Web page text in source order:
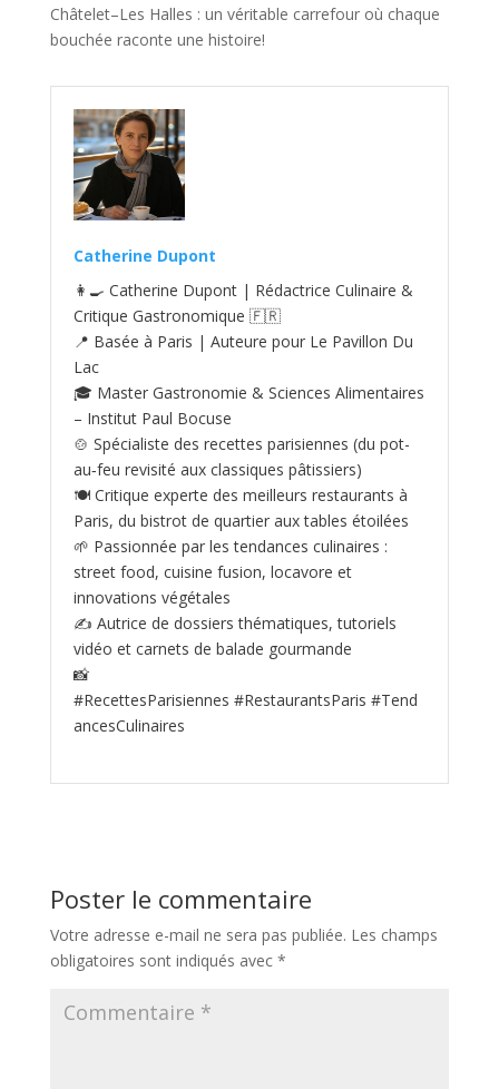
Châtelet–Les Halles : un véritable carrefour où chaque
bouchée raconte une histoire!
Catherine Dupont
👩‍🍳 Catherine Dupont | Rédactrice Culinaire &
Critique Gastronomique 🇫🇷
📍 Basée à Paris | Auteure pour Le Pavillon Du
Lac
🎓 Master Gastronomie & Sciences Alimentaires
– Institut Paul Bocuse
🍲 Spécialiste des recettes parisiennes (du pot-
au‑feu revisité aux classiques pâtissiers)
🍽️ Critique experte des meilleurs restaurants à
Paris, du bistrot de quartier aux tables étoilées
🌱 Passionnée par les tendances culinaires :
street food, cuisine fusion, locavore et
innovations végétales
✍️ Autrice de dossiers thématiques, tutoriels
vidéo et carnets de balade gourmande
📸
#RecettesParisiennes #RestaurantsParis #Tend
ancesCulinaires
Poster le commentaire
Votre adresse e-mail ne sera pas publiée. Les champs
obligatoires sont indiqués avec *